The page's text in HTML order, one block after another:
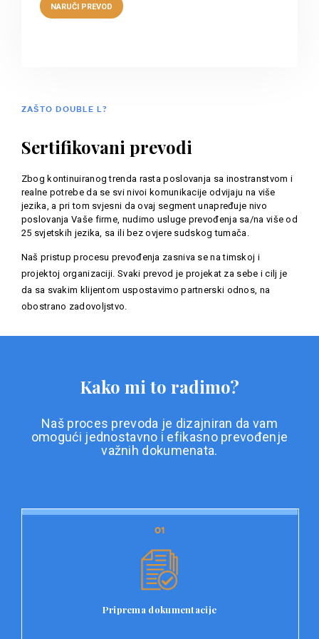
ZAŠTO DOUBLE L?
Sertifikovani prevodi
Zbog kontinuiranog trenda rasta poslovanja sa inostranstvom i
realne potrebe da se svi nivoi komunikacije odvijaju na više
jezika, a pri tom svjesni da ovaj segment unapređuje nivo
poslovanja Vaše firme, nudimo usluge prevođenja sa/na više od
25 svjetskih jezika, sa ili bez ovjere sudskog tumača.
Naš pristup procesu prevođenja zasniva se na timskoj i
projektoj organizaciji. Svaki prevod je projekat za sebe i cilj je
da sa svakim klijentom uspostavimo partnerski odnos, na
obostrano zadovoljstvo.
Kako mi to radimo?
Naš proces prevoda je dizajniran da vam
omogući jednostavno i efikasno prevođenje
važnih dokumenata.
01
Priprema dokumentacije
01
Prvi korak u našem procesu prevoda je priprema
dokumentacije. Korisnici jednostavno učitavaju svoje
dokumenta, kao i specifične zahtjeve za prevod.